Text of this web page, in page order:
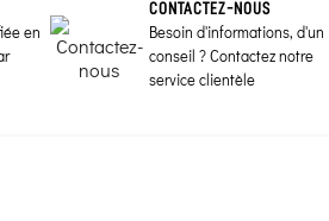
en
CONTACTEZ-NOUS
Besoin d'informations, d'un
conseil ? Contactez notre
service clientèle